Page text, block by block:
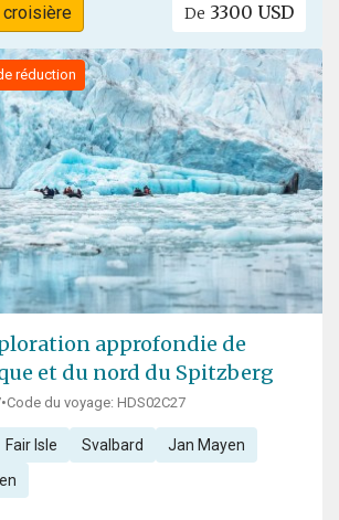
croisière De 3300 USD
réduction
approfondie de
et du nord du Spitzberg
•Code du voyage: HDS02C27
Fair Isle Svalbard Jan Mayen